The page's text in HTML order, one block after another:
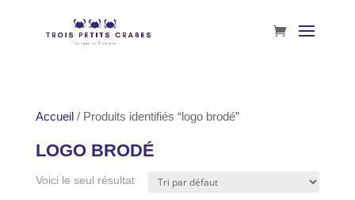
Accueil/ Produits identifiés “logo brodé”
LOGO BRODÉ
Voici le seul résultat